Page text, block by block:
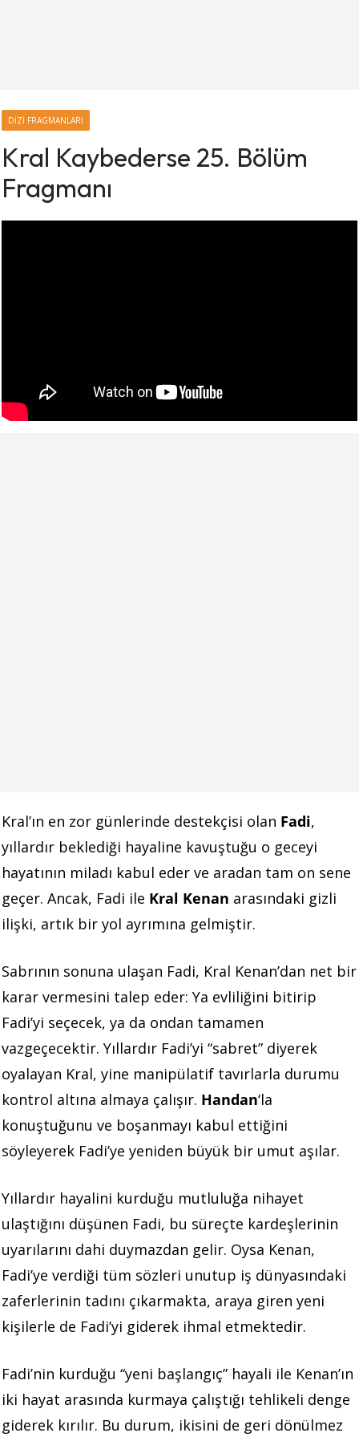
DIZI FRAGMANLARI
Kral Kaybederse 25. Bölüm
Fragmanı
Kral’ın en zor günlerinde destekçisi olan Fadi,
yıllardır beklediği hayaline kavuştuğu o geceyi
hayatının miladı kabul eder ve aradan tam on sene
geçer. Ancak, Fadi ile Kral Kenan arasındaki gizli
ilişki, artık bir yol ayrımına gelmiştir.
Sabrının sonuna ulaşan Fadi, Kral Kenan’dan net bir
karar vermesini talep eder: Ya evliliğini bitirip
Fadi’yi seçecek, ya da ondan tamamen
vazgeçecektir. Yıllardır Fadi’yi “sabret” diyerek
oyalayan Kral, yine manipülatif tavırlarla durumu
kontrol altına almaya çalışır. Handan‘la
konuştuğunu ve boşanmayı kabul ettiğini
söyleyerek Fadi’ye yeniden büyük bir umut aşılar.
Yıllardır hayalini kurduğu mutluluğa nihayet
ulaştığını düşünen Fadi, bu süreçte kardeşlerinin
uyarılarını dahi duymazdan gelir. Oysa Kenan,
Fadi’ye verdiği tüm sözleri unutup iş dünyasındaki
zaferlerinin tadını çıkarmakta, araya giren yeni
kişilerle de Fadi’yi giderek ihmal etmektedir.
Fadi’nin kurduğu “yeni başlangıç” hayali ile Kenan’ın
iki hayat arasında kurmaya çalıştığı tehlikeli denge
giderek kırılır. Bu durum, ikisini de geri dönülmez